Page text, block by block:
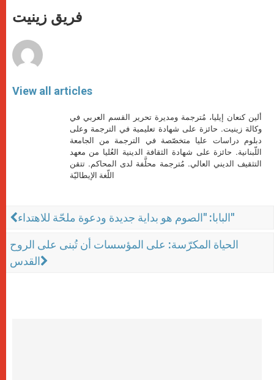
p
p
g
e
o
k
فريق زينيت
View all articles
ألين كنعان إيليا، مُترجمة ومديرة تحرير القسم العربي في
وكالة زينيت. حائزة على شهادة تعليمية في الترجمة وعلى
دبلوم دراسات عليا متخصّصة في الترجمة من الجامعة
اللّبنانية. حائزة على شهادة الثقافة الدينية العُليا من معهد
التثقيف الديني العالي. مُترجمة محلَّفة لدى المحاكم. تتقن
اللّغة الإيطاليّة
البابا: "الصوم هو بداية جديدة ودعوة ملحّة للاهتداء"
الحياة المكرّسة: على المؤسسات أن تُبنى على الروح
القدس